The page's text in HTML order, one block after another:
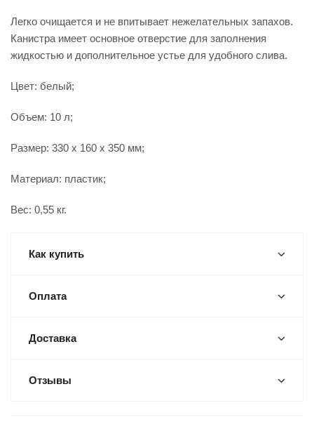
Легко очищается и не впитывает нежелательных запахов.
Канистра имеет основное отверстие для заполнения
жидкостью и дополнительное устье для удобного слива.
Цвет: белый;
Объем: 10 л;
Размер: 330 x 160 x 350 мм;
Материал: пластик;
Вес: 0,55 кг.
Как купить
Оплата
Доставка
Отзывы